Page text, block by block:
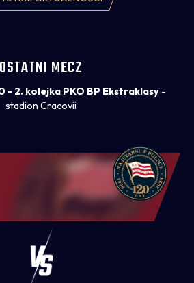
OSTATNI MECZ
- 2. kolejka PKO BP Ekstraklasy-
stadion Cracovii